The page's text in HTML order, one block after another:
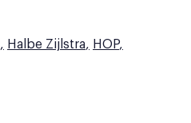
Halbe Zijlstra
HOP